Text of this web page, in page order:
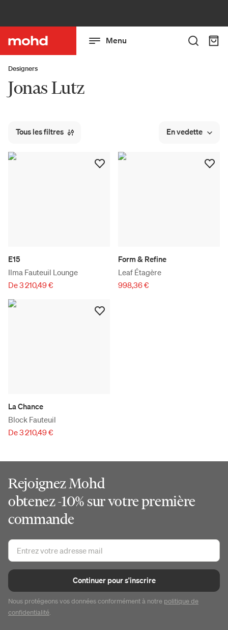
Menu
Designers
Jonas Lutz
Tous les filtres En vedette
E15
Ilma Fauteuil Lounge
De 3 210,49 €
Form & Refine
Leaf Étagère
998,36 €
La Chance
Block Fauteuil
De 3 210,49 €
Rejoignez Mohd
obtenez -10% sur votre première
commande
Continuer pour s'inscrire
Nous protégeons vos données conformément à notre politique de
confidentialité.